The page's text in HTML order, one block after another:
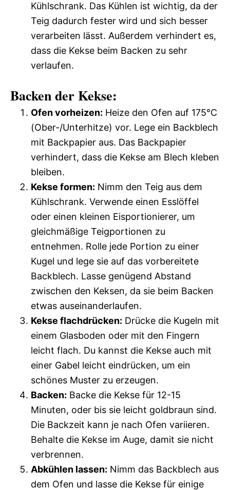
Kühlschrank. Das Kühlen ist wichtig, da der
Teig dadurch fester wird und sich besser
verarbeiten lässt. Außerdem verhindert es,
dass die Kekse beim Backen zu sehr
verlaufen.
Backen der Kekse:
Ofen vorheizen: Heize den Ofen auf 175°C
(Ober-/Unterhitze) vor. Lege ein Backblech
mit Backpapier aus. Das Backpapier
verhindert, dass die Kekse am Blech kleben
bleiben.
Kekse formen: Nimm den Teig aus dem
Kühlschrank. Verwende einen Esslöffel
oder einen kleinen Eisportionierer, um
gleichmäßige Teigportionen zu
entnehmen. Rolle jede Portion zu einer
Kugel und lege sie auf das vorbereitete
Backblech. Lasse genügend Abstand
zwischen den Keksen, da sie beim Backen
etwas auseinanderlaufen.
Kekse flachdrücken: Drücke die Kugeln mit
einem Glasboden oder mit den Fingern
leicht flach. Du kannst die Kekse auch mit
einer Gabel leicht eindrücken, um ein
schönes Muster zu erzeugen.
Backen: Backe die Kekse für 12-15
Minuten, oder bis sie leicht goldbraun sind.
Die Backzeit kann je nach Ofen variieren.
Behalte die Kekse im Auge, damit sie nicht
verbrennen.
Abkühlen lassen: Nimm das Backblech aus
dem Ofen und lasse die Kekse für einige